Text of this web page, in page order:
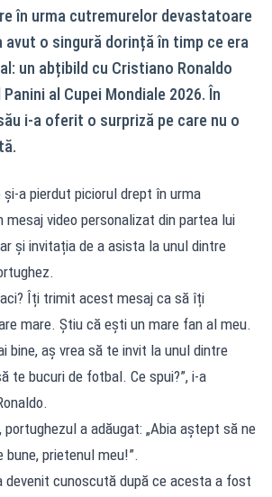
în urma cutremurelor devastatoare
avut o singură dorință în timp ce era
un abțibild cu Cristiano Ronaldo
al Cupei Mondiale 2026. În
i-a oferit o surpriză pe care nu o
a pierdut piciorul drept în urma
mesaj video personalizat din partea lui
și invitația de a asista la unul dintre
Îți trimit acest mesaj ca să îți
mare. Știu că ești un mare fan al meu.
bine, aș vrea să te invit la unul dintre
te bucuri de fotbal. Ce spui?”, i-a
a adăugat: „Abia aștept să ne
prietenul meu!”.
devenit cunoscută după ce acesta a fost